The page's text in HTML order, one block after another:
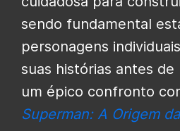
sendo fundamental
personagens
suas histórias antes
um épico confronto
Superman: A Origem